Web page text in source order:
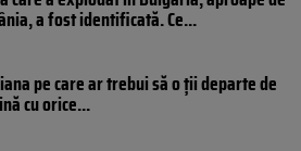
a fost identificată. Ce...
pe care ar trebui să o ții departe de
cu orice...